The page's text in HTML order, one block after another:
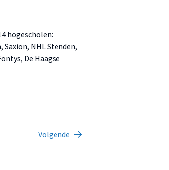
hogescholen:
NHL Stenden,
De Haagse
Volgende